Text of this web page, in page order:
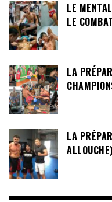
LE
LE
LA
LA
ALLOUCHE)